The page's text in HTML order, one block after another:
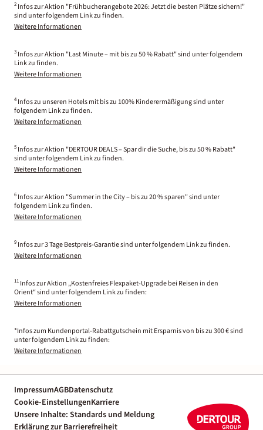
2 Infos zur Aktion "Frühbucherangebote 2026: Jetzt die besten Plätze sichern!"
sind unter folgendem Link zu finden.
Weitere Informationen
3 Infos zur Aktion "Last Minute – mit bis zu 50 % Rabatt" sind unter folgendem
Link zu finden.
Weitere Informationen
4 Infos zu unseren Hotels mit bis zu 100% Kinderermäßigung sind unter
folgendem Link zu finden.
Weitere Informationen
5 Infos zur Aktion "DERTOUR DEALS – Spar dir die Suche, bis zu 50 % Rabatt"
sind unter folgendem Link zu finden.
Weitere Informationen
6 Infos zur Aktion "Summer in the City – bis zu 20 % sparen" sind unter
folgendem Link zu finden.
Weitere Informationen
9 Infos zur 3 Tage Bestpreis-Garantie sind unter folgendem Link zu finden.
Weitere Informationen
11 Infos zur Aktion „Kostenfreies Flexpaket-Upgrade bei Reisen in den
Orient“ sind unter folgendem Link zu finden:
Weitere Informationen
*Infos zum Kundenportal-Rabattgutschein mit Ersparnis von bis zu 300 € sind
unter folgendem Link zu finden:
Weitere Informationen
ImpressumAGBDatenschutz
Cookie-EinstellungenKarriere
Unsere Inhalte: Standards und Meldung
Erklärung zur Barrierefreiheit